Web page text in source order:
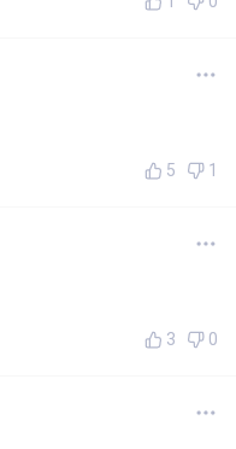
5 1
3 0